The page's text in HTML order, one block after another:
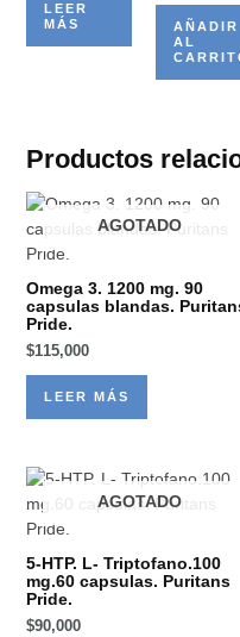
LEER
MÁS
AÑADIR
AL
Productos
AGOTADO
Omega 3. 1200 mg. 90
capsulas blandas.
Pride.
$115,000
LEER MÁS
AGOTADO
5-HTP. L- Triptofano.100
mg.60 capsulas. Puritans
Pride.
$90,000